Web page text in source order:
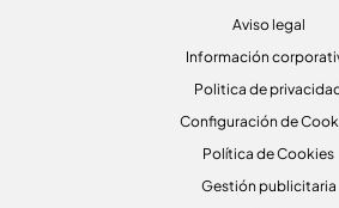
Aviso legal
Información
Politica de
Configuración de
Política de Cookies
Gestión publicitaria